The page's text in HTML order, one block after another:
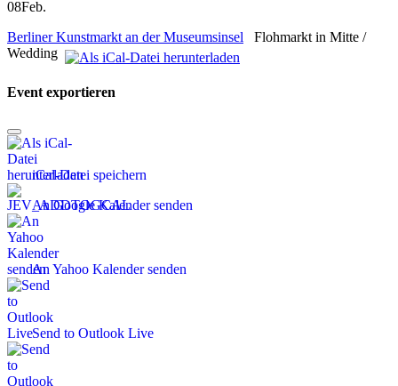
08Feb.
Berliner Kunstmarkt an der Museumsinsel Flohmarkt in Mitte /
Wedding
Event exportieren
iCal-Datei speichern
An Google Kalender senden
An Yahoo Kalender senden
Send to Outlook Live